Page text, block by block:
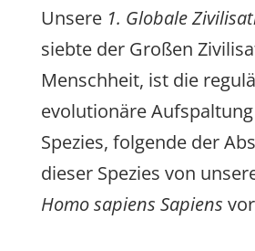
Unsere 1. Globale
siebte der Großen
Menschheit, ist die
evolutionäre
Spezies, folgende der
dieser Spezies von
Homo sapiens Sapiens